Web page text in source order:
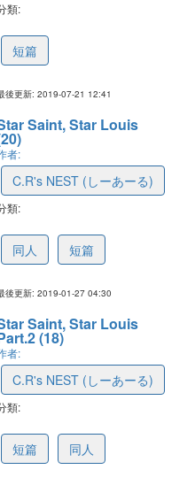
類:
短篇
後更新: 2019-07-21 12:41
Saint, Star Louis
者:
C.R's NEST (しーあーる)
類:
同人 短篇
後更新: 2019-01-27 04:30
Saint, Star Louis
(18)
者:
C.R's NEST (しーあーる)
類:
短篇 同人